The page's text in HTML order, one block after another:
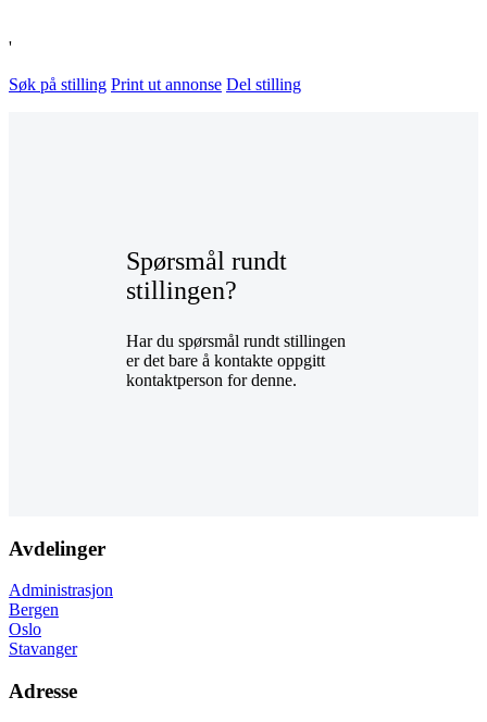
'
Søk på stilling Print ut annonse Del stilling
Spørsmål rundt
stillingen?
Har du spørsmål rundt stillingen
er det bare å kontakte oppgitt
kontaktperson for denne.
Avdelinger
Administrasjon
Bergen
Oslo
Stavanger
Adresse